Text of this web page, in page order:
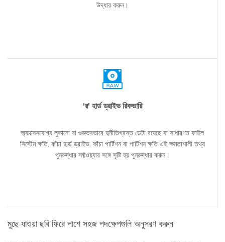
উদ্ধার করুন।
'র' হার্ড ড্রাইভ রিকভারি
অ্যাক্সেসযোগ্য লুকানো বা গুরুতরভাবে দুর্নীতিগ্রস্ত ডেটা রয়েছে যা সাধারণত ফাইল
সিস্টেম ক্ষতি, কাঁচা হার্ড ড্রাইভ, কাঁচা পার্টিশন বা পার্টিশন ক্ষতি এই ক্ষমতাশালী তথ্য
পুনরুদ্ধার সফ্টওয়্যার সঙ্গে সৃষ্টি হয় পুনরুদ্ধার করুন।
মুছে যাওয়া ছবি ফিরে পাশে সহজ পদক্ষেপগুলি অনুসরণ করুন